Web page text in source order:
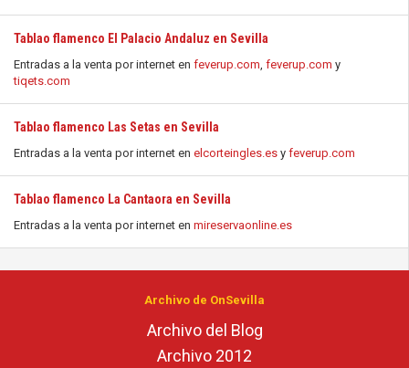
Tablao flamenco El Palacio Andaluz en Sevilla
Entradas a la venta por internet en feverup.com, feverup.com y
tiqets.com
Tablao flamenco Las Setas en Sevilla
Entradas a la venta por internet en elcorteingles.es y feverup.com
Tablao flamenco La Cantaora en Sevilla
Entradas a la venta por internet en mireservaonline.es
Archivo de OnSevilla
Archivo del Blog
Archivo 2012